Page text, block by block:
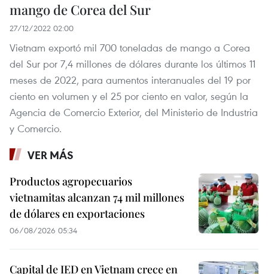
mango de Corea del Sur
27/12/2022 02:00
Vietnam exportó mil 700 toneladas de mango a Corea
del Sur por 7,4 millones de dólares durante los últimos 11
meses de 2022, para aumentos interanuales del 19 por
ciento en volumen y el 25 por ciento en valor, según la
Agencia de Comercio Exterior, del Ministerio de Industria
y Comercio.
VER MÁS
Productos agropecuarios
vietnamitas alcanzan 74 mil millones
de dólares en exportaciones
06/08/2026 05:34
Capital de IED en Vietnam crece en